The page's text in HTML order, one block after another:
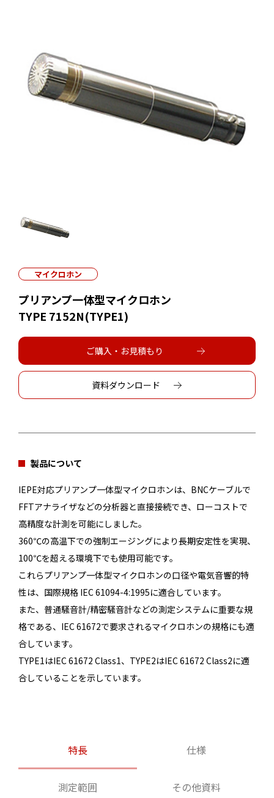
マイクロホン
プリアンプ一体型マイクロホン
TYPE 7152N(TYPE1)
ご購入・お見積もり
資料ダウンロード
製品について
IEPE対応プリアンプ一体型マイクロホンは、BNCケーブルで
FFTアナライザなどの分析器と直接接続でき、ローコストで
高精度な計測を可能にしました。
360℃の高温下での強制エージングにより長期安定性を実現、
100℃を超える環境下でも使用可能です。
これらプリアンプ一体型マイクロホンの口径や電気音響的特
性は、国際規格 IEC 61094-4:1995に適合しています。
また、普通騒音計/精密騒音計などの測定システムに重要な規
格である、IEC 61672で要求されるマイクロホンの規格にも適
合しています。
TYPE1はIEC 61672 Class1、TYPE2はIEC 61672 Class2に適
合していることを示しています。
特長 仕様
測定範囲 その他資料